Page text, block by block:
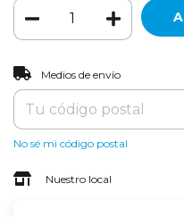
Entregas para el CP:
Medios de envío
No sé mi código postal
Nuestro local